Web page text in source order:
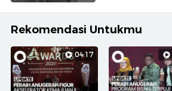
Rekomendasi Untukmu
04:17